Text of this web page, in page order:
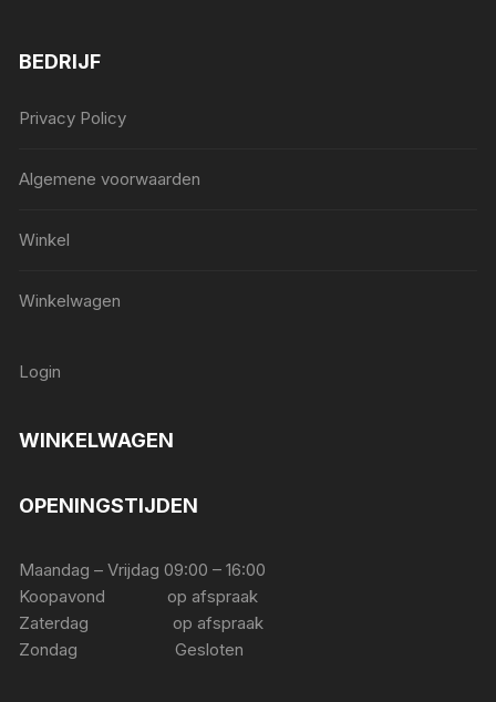
BEDRIJF
Privacy Policy
Algemene voorwaarden
Winkel
Winkelwagen
Login
WINKELWAGEN
OPENINGSTIJDEN
Maandag – Vrijdag 09:00 – 16:00
Koopavond op afspraak
Zaterdag op afspraak
Zondag Gesloten